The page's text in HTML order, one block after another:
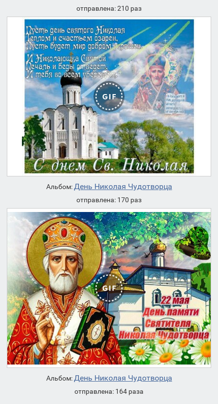
отправлена: 210 раз
Альбом:День Николая Чудотворца
отправлена: 170 раз
Альбом:День Николая Чудотворца
отправлена: 164 раза